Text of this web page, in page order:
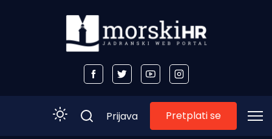
Prijava Pretplati se